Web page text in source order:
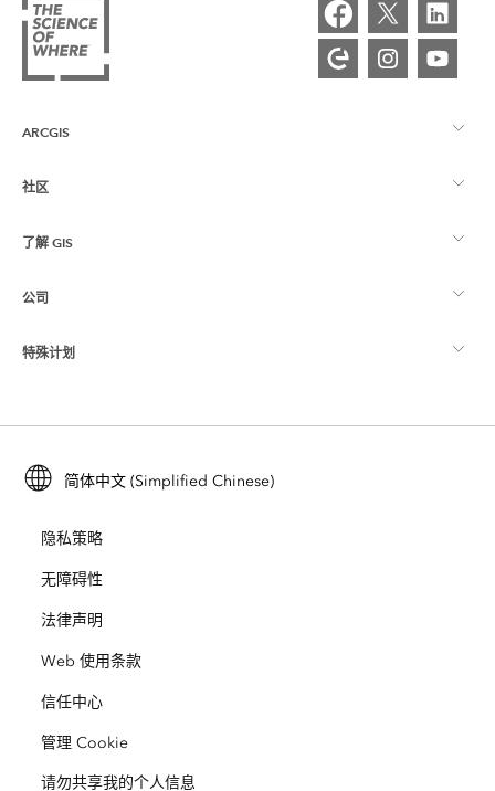
ARCGIS
ArcGIS 概览
制图
Esri Store
社区
Esri 社区
ArcGIS 博客
Esri 年轻专家关系网
了解 GIS
什么是 GIS？
位置智能
培训
ArcUser
ArcNews
ArcWatch
Esri 视频
公司
关于 Esri
招贤纳士
开放视野
业务行为准则
特殊计划
ArcGIS for Student Use
保护
教育
种族平等
简体中文 (Simplified Chinese)
隐私策略
无障碍性
法律声明
Web 使用条款
信任中心
管理 Cookie
请勿共享我的个人信息